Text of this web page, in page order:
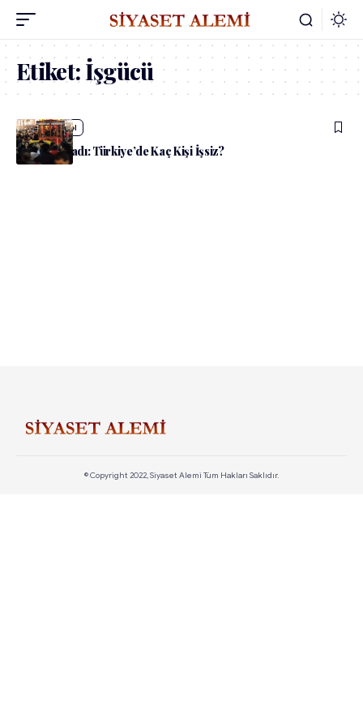
Etiket:İşgücü
admin Güncel
TÜİK Açıkladı: Türkiye’de Kaç Kişi İşsiz?
© Copyright 2022, Siyaset Alemi Tüm Hakları Saklıdır.